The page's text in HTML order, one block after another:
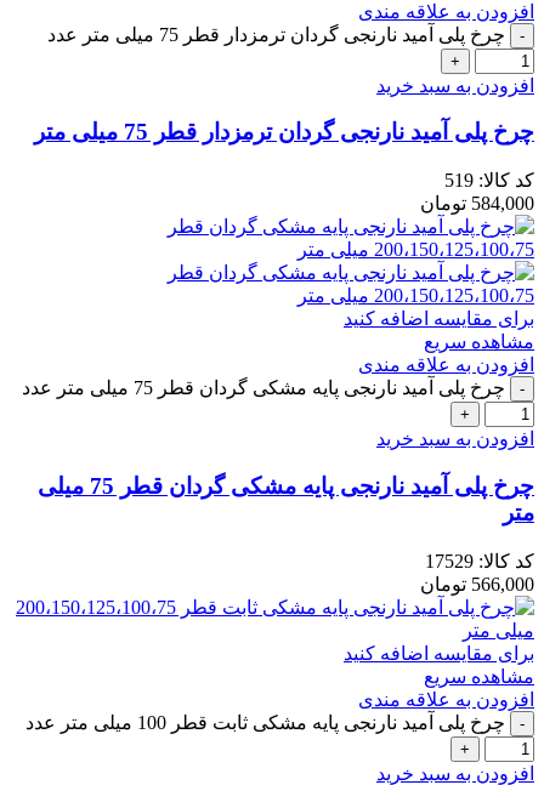
افزودن به علاقه مندی
چرخ پلی آمید نارنجی گردان ترمزدار قطر 75 میلی متر عدد
افزودن به سبد خرید
چرخ پلی آمید نارنجی گردان ترمزدار قطر 75 میلی متر
کد کالا: 519
584,000 تومان
برای مقایسه اضافه کنید
مشاهده سریع
افزودن به علاقه مندی
چرخ پلی آمید نارنجی پایه مشکی گردان قطر 75 میلی متر عدد
افزودن به سبد خرید
چرخ پلی آمید نارنجی پایه مشکی گردان قطر 75 میلی
متر
کد کالا: 17529
566,000 تومان
برای مقایسه اضافه کنید
مشاهده سریع
افزودن به علاقه مندی
چرخ پلی آمید نارنجی پایه مشکی ثابت قطر 100 میلی متر عدد
افزودن به سبد خرید